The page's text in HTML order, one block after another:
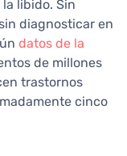
libido. Sin
diagnosticar en
datos de la
de millones
trastornos
cinco